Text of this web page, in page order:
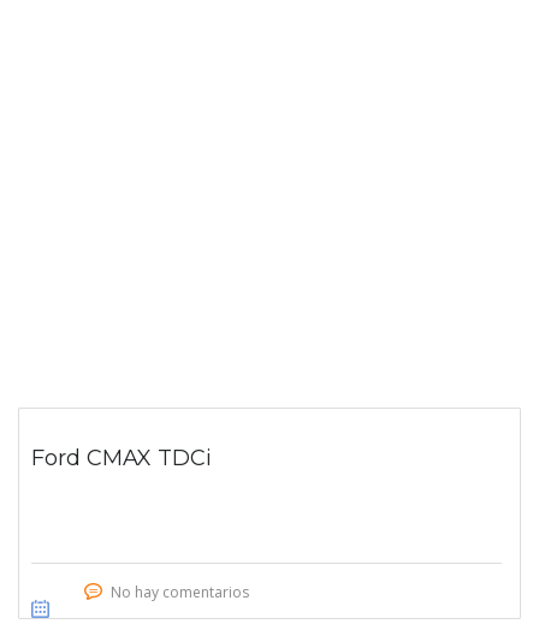
Ford CMAX TDCi
No hay comentarios